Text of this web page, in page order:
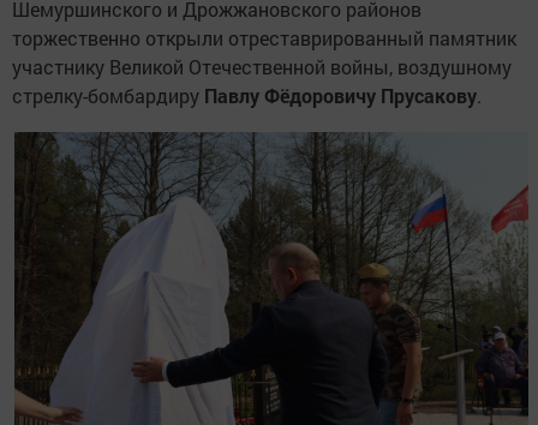
Шемуршинского и Дрожжановского районов
торжественно открыли отреставрированный памятник
участнику Великой Отечественной войны, воздушному
стрелку-бомбардиру Павлу Фёдоровичу Прусакову.